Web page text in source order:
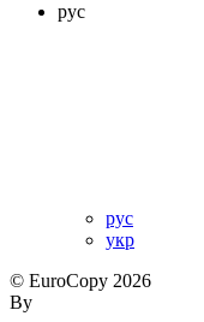
рус
рус
укр
© EuroCopy 2026
By